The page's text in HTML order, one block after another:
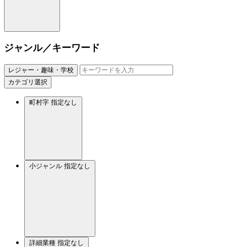
ジャンル／キーワード
レジャー・趣味・学校
カテゴリ選択
町村字 指定なし
小ジャンル 指定なし
詳細業種 指定なし